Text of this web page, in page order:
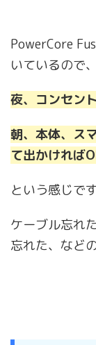
PowerCore
いているので、
夜、コンセン
朝、本体、ス
て出かければ
という感じです
ケーブル忘れ
忘れた、など